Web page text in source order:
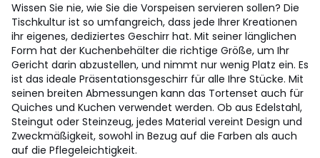
Wissen Sie nie, wie Sie die Vorspeisen servieren sollen? Die
Tischkultur ist so umfangreich, dass jede Ihrer Kreationen
ihr eigenes, dediziertes Geschirr hat. Mit seiner länglichen
Form hat der Kuchenbehälter die richtige Größe, um Ihr
Gericht darin abzustellen, und nimmt nur wenig Platz ein. Es
ist das ideale Präsentationsgeschirr für alle Ihre Stücke. Mit
seinen breiten Abmessungen kann das Tortenset auch für
Quiches und Kuchen verwendet werden. Ob aus Edelstahl,
Steingut oder Steinzeug, jedes Material vereint Design und
Zweckmäßigkeit, sowohl in Bezug auf die Farben als auch
auf die Pflegeleichtigkeit.